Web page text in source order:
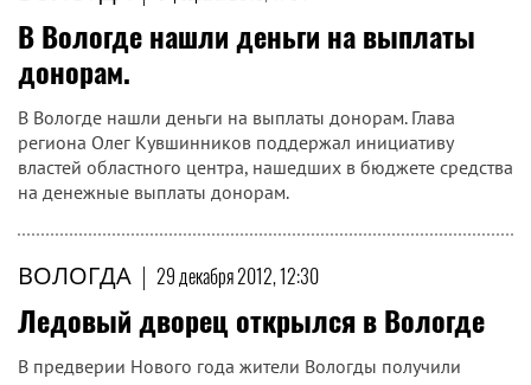
В Вологде нашли деньги на выплаты
донорам.
В Вологде нашли деньги на выплаты донорам. Глава
региона Олег Кувшинников поддержал инициативу
властей областного центра, нашедших в бюджете средства
на денежные выплаты донорам.
ВОЛОГДА | 29 декабря 2012, 12:30
Ледовый дворец открылся в Вологде
В предверии Нового года жители Вологды получили